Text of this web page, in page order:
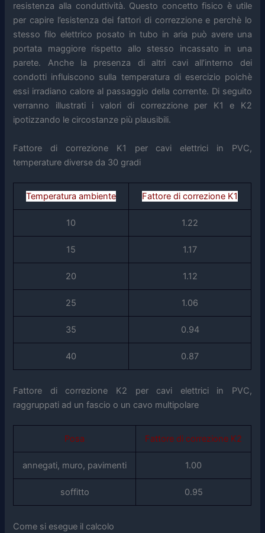
resistenza alla conduttività. Questo concetto fisico è utile
per capire l’esistenza dei fattori di correzzione e perchè lo
stesso filo elettrico posato in tubo in aria può avere una
portata maggiore rispetto allo stesso incassato in una
parete. Anche la presenza di altri cavi all’interno dei
condotti influiscono sulla temperatura di esercizio poichè
essi irradiano calore al passaggio della corrente. Di seguito
verranno illustrati i valori di correzzione per K1 e K2
ipotizzando le circostanze più plausibili.
Fattore di correzione K1 per cavi elettrici in PVC,
temperature diverse da 30 gradi
Temperatura ambiente Fattore di correzione K1
10 1.22
15 1.17
20 1.12
25 1.06
35 0.94
40 0.87
Fattore di correzione K2 per cavi elettrici in PVC,
raggruppati ad un fascio o un cavo multipolare
Posa Fattore di correzione K2
annegati, muro, pavimenti 1.00
soffitto 0.95
Come si esegue il calcolo